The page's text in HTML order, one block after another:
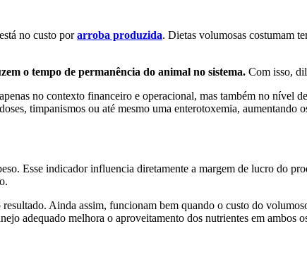
no custo porarroba produzida. Dietas volumosas costumam
o tempo de permanência do animal no sistema. Com isso,
no contexto financeiro e operacional, mas também no nível
timpanismos ou até mesmo uma enterotoxemia, aumentando
Esse indicador influencia diretamente a margem de lucro do
Ainda assim, funcionam bem quando o custo do
adequado melhora o aproveitamento dos nutrientes em ambos